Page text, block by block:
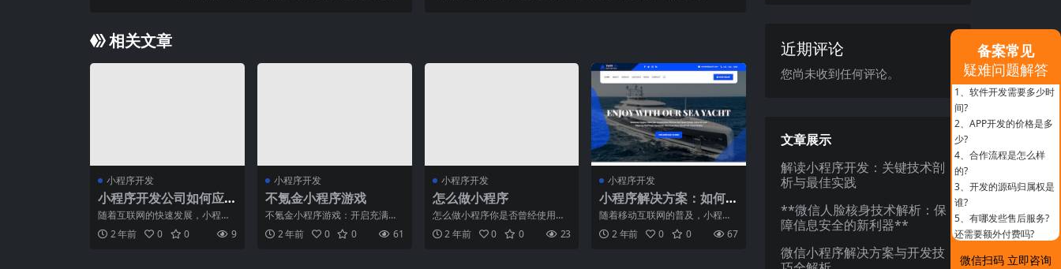
相关文章
小程序开发
小程序开发公司如何应
对市场竞争？
随着互联网的快速发展，小程序
成为了各种企业和商家开展业务
的有效工具。然而，随之而
2 年前 0 0 9
小程序开发
不氪金小程序游戏
不氪金小程序游戏：开启充满乐
趣的非充值之旅在如今快节奏的
生活中，游戏已成为许多人
2 年前 0 0 61
小程序开发
怎么做小程序
怎么做小程序你是否曾经使用过
微信上的小程序？它们是一种轻
量级的应用程序，可以在微
2 年前 0 0 23
小程序开发
小程序解决方案：如何
优化小程序的加载速度
随着移动互联网的普及，小程序
已经成为了人们日常生活中不可
或缺的一部分。然而，许多
2 年前 0 0 67
近期评论
您尚未收到任何评论。
文章展示
解读小程序开发：关键技术剖
析与最佳实践
**微信人脸核身技术解析：保
障信息安全的新利器**
微信小程序解决方案与开发技
备案常见
疑难问题解答
1、 软件开发需要多少时
间?
2、 APP开发的价格是多
少?
4、 合作流程是怎么样
的?
3、 开发的源码归属权是
谁?
5、 有哪发些售后服务?
还需要额外付费吗?
微信扫码 立即咨询